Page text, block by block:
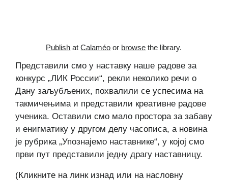
Publish atCalaméo or browse the library.
Представили смо у наставку наше радове за
конкурс „ЛИК России“, рекли неколико речи о
Дану заљубљених, похвалили се успесима на
такмичењима и представили креативне радове
ученика. Оставили смо мало простора за забаву
и енигматику у другом делу часописа, а новина
је рубрика „Упознајемо наставнике“, у којој смо
први пут представили једну драгу наставницу.
(Кликните на линк изнад или на насловну